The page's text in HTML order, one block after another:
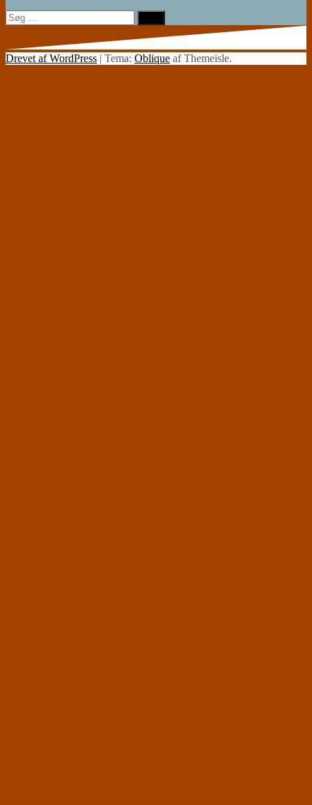
Søg
efter:
Drevet af WordPress | Tema: Oblique af Themeisle.